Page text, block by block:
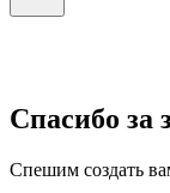
Спасибо за
Спешим создать